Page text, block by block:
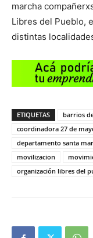
marcha
Libres del Pueblo,
distintas
ETIQUETAS barrios
coordinadora 27 de
departamento santa
movilizacion
organización libres del